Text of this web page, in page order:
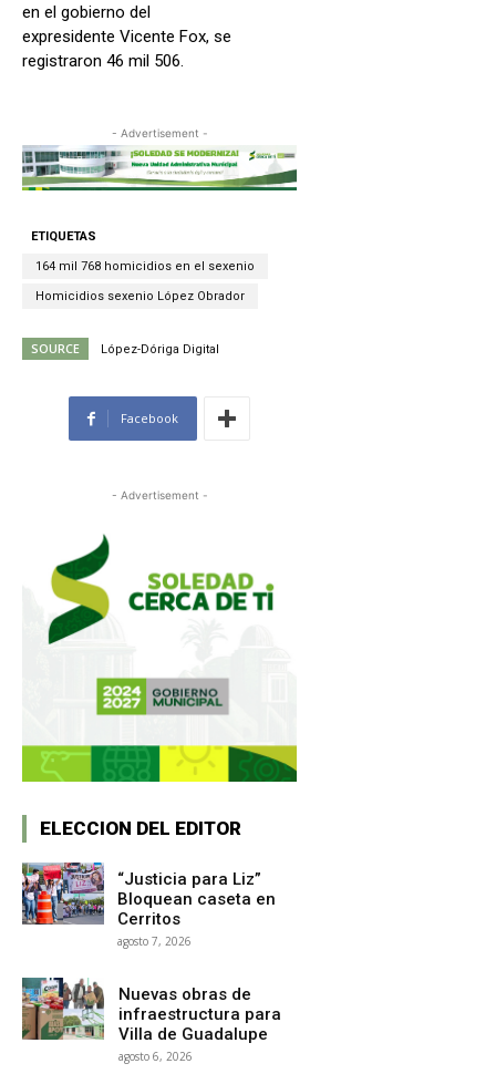
en el gobierno del
expresidente Vicente Fox, se
registraron 46 mil 506.
- Advertisement -
ETIQUETAS
164 mil 768 homicidios en el sexenio
Homicidios sexenio López Obrador
SOURCE López-Dóriga Digital
Facebook
- Advertisement -
ELECCION DEL EDITOR
“Justicia para Liz”
Bloquean caseta en
Cerritos
agosto 7, 2026
Nuevas obras de
infraestructura para
Villa de Guadalupe
agosto 6, 2026